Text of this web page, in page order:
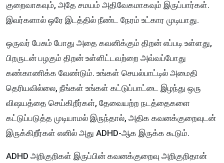
குறைவாகவும், அதே சமயம் அதிவேகமாகவும் இருப்பார்கள்.
இவர்களால் ஒரே இடத்தில் நீண்ட நேரம் உட்கார முடியாது.
ஒருவர் பேசும் போது அதை கவனிக்கும் திறன் எப்படி உள்ளது,
பிறருடன் பழகும் திறன் உள்ளிட்டவற்றை அவ்வப்போது
கண்காணிக்க வேண்டும். உங்கள் செயல்பாட்டில் அமைதி
தெரியவில்லை, நீங்கள் உங்கள் கட்டுப்பாட்டை இழந்து ஒரு
விஷயத்தை செய்கிறீர்கள், தேவையற்ற நடத்தைகளை
கட்டுப்படுத்த முடியாமல் இருந்தால், அதிக கவனக்குறைவுடன்
இருக்கிறீர்கள் எனில் அது ADHD-ஆக இருக்க கூடும்.
ADHD அறிகுறிகள் இருப்பின் கவனக்குறைவு அறிகுறிதான்